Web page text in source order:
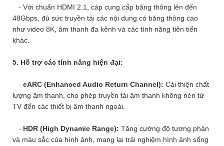
- Với chuẩn HDMI 2.1, cáp cung cấp băng thông lên đến
48Gbps, đủ sức truyền tải các nội dung có băng thông cao
như video 8K, âm thanh đa kênh và các tính năng tiên tiến
khác.
5. Hỗ trợ các tính năng hiện đại:
- eARC (Enhanced Audio Return Channel): Cải thiện chất
lượng âm thanh, cho phép truyền tải âm thanh không nén từ
TV đến các thiết bị âm thanh ngoài.
- HDR (High Dynamic Range): Tăng cường độ tương phản
và màu sắc của hình ảnh, mang lại trải nghiệm hình ảnh sống